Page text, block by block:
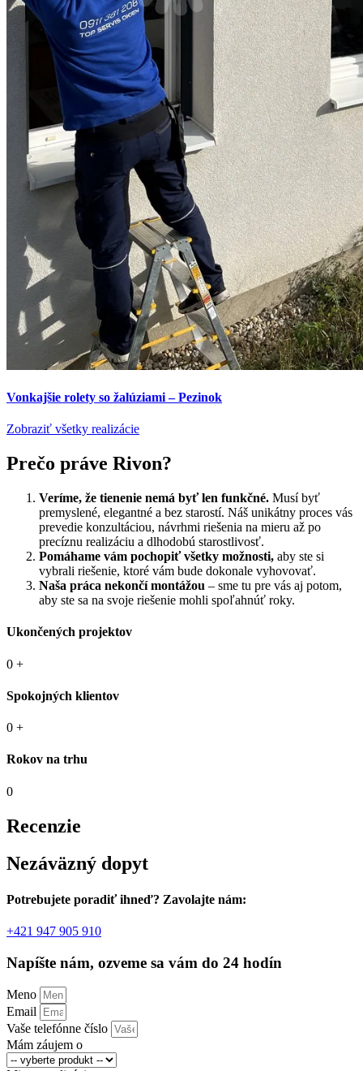
Vonkajšie rolety so žalúziami – Pezinok
Zobraziť všetky realizácie
Prečo práve Rivon?
Veríme, že tienenie nemá byť len funkčné. Musí byť
premyslené, elegantné a bez starostí. Náš unikátny proces vás
prevedie konzultáciou, návrhmi riešenia na mieru až po
precíznu realizáciu a dlhodobú starostlivosť.
Pomáhame vám pochopiť všetky možnosti, aby ste si
vybrali riešenie, ktoré vám bude dokonale vyhovovať.
Naša práca nekončí montážou – sme tu pre vás aj potom,
aby ste sa na svoje riešenie mohli spoľahnúť roky.
Ukončených projektov
0 +
Spokojných klientov
0 +
Rokov na trhu
0
Recenzie
Nezáväzný dopyt
Potrebujete poradiť ihneď? Zavolajte nám:
+421 947 905 910
Napíšte nám, ozveme sa vám do 24 hodín
Meno
Email
Vaše telefónne číslo
Mám záujem o